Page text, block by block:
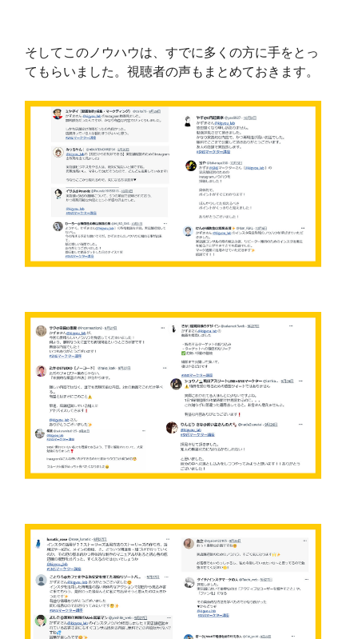
そしてこのノウハウは、すでに多くの方に手をとっ
てもらいました。視聴者の声もまとめておきます。